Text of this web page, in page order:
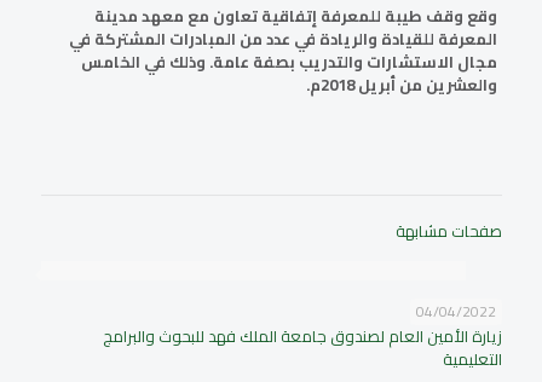
وقع وقف طيبة للمعرفة إتفاقية تعاون مع معهد مدينة
المعرفة للقيادة والريادة في عدد من المبادرات المشتركة في
مجال الاستشارات والتدريب بصفة عامة. وذلك في الخامس
والعشرين من أبريل 2018م.
صفحات مشابهة
04/04/2022
زيارة الأمين العام لصندوق جامعة الملك فهد للبحوث والبرامج
التعليمية